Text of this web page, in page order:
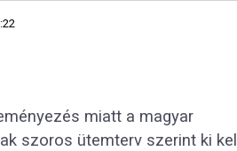
miatt a magyar
szoros ütemterv szerint ki kell